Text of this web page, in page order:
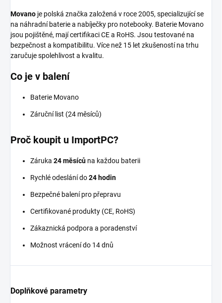
Movano je polská značka založená v roce 2005, specializující se
na náhradní baterie a nabíječky pro notebooky. Baterie Movano
jsou pojištěné, mají certifikaci CE a RoHS. Jsou testované na
bezpečnost a kompatibilitu. Více než 15 let zkušeností na trhu
zaručuje spolehlivost a kvalitu.
Co je v balení
Baterie Movano
Záruční list (24 měsíců)
Proč koupit u ImportPC?
Záruka 24 měsíců na každou baterii
Rychlé odeslání do24 hodin
Bezpečné balení pro přepravu
Certifikované produkty (CE, RoHS)
Zákaznická podpora a poradenství
Možnost vrácení do 14 dnů
Doplňkové parametry